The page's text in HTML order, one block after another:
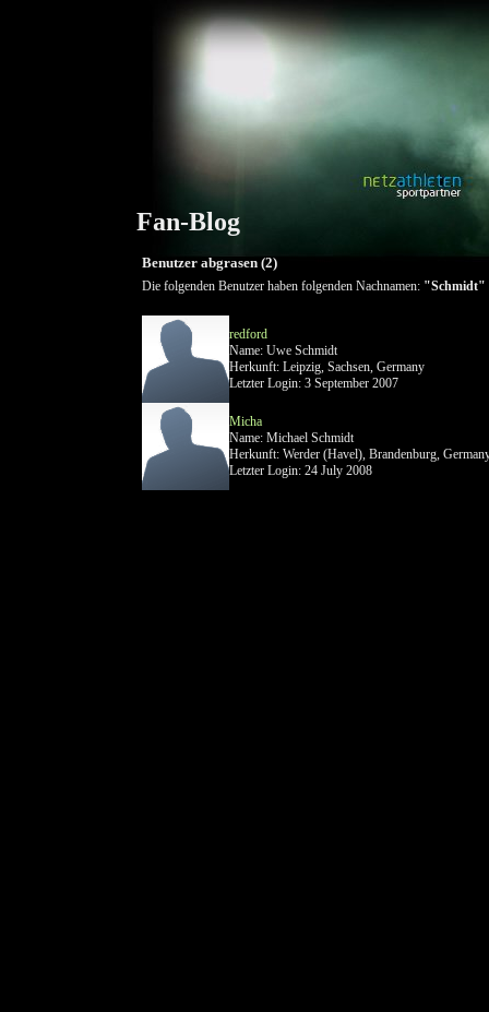
Fan-Blog
Benutzer abgrasen (2)
Die folgenden Benutzer haben folgenden Nachnamen: "Schmidt"
redford
Name: Uwe Schmidt
Herkunft: Leipzig, Sachsen, Germany
Letzter Login: 3 September 2007
Micha
Name: Michael Schmidt
Herkunft: Werder (Havel), Brandenburg,
Letzter Login: 24 July 2008